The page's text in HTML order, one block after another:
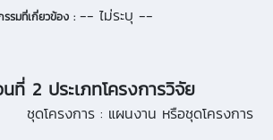
รมที่เกี่ยวข้อง : -- ไม่ระบุ --
ที่ 2 ประเภทโครงการวิจัย
ชุดโครงการ : แผนงาน หรือชุดโครงการ